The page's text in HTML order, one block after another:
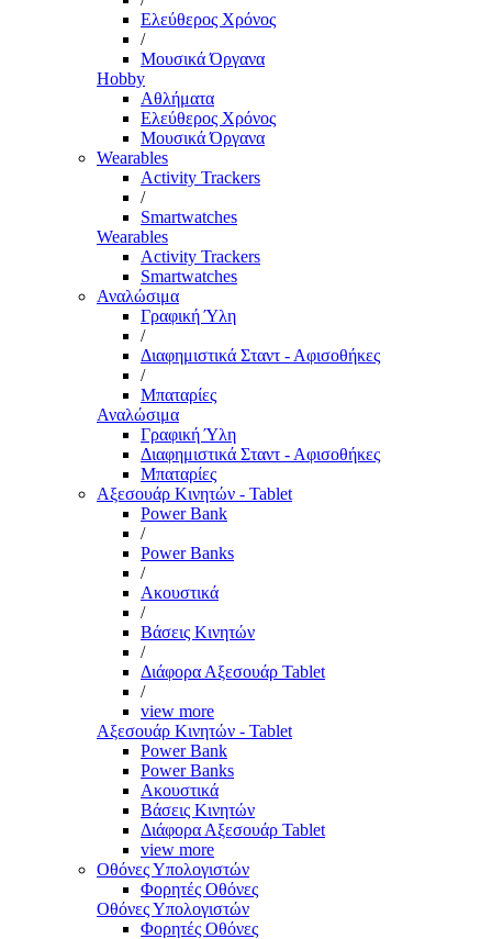
Ελεύθερος Χρόνος
/
Μουσικά Όργανα
Hobby
Αθλήματα
Ελεύθερος Χρόνος
Μουσικά Όργανα
Wearables
Activity Trackers
/
Smartwatches
Wearables
Activity Trackers
Smartwatches
Αναλώσιμα
Γραφική Ύλη
/
Διαφημιστικά Σταντ - Αφισοθήκες
/
Μπαταρίες
Αναλώσιμα
Γραφική Ύλη
Διαφημιστικά Σταντ - Αφισοθήκες
Μπαταρίες
Αξεσουάρ Κινητών - Tablet
Power Bank
/
Power Banks
/
Ακουστικά
/
Βάσεις Κινητών
/
Διάφορα Αξεσουάρ Tablet
/
view more
Αξεσουάρ Κινητών - Tablet
Power Bank
Power Banks
Ακουστικά
Βάσεις Κινητών
Διάφορα Αξεσουάρ Tablet
view more
Οθόνες Υπολογιστών
Φορητές Οθόνες
Οθόνες Υπολογιστών
Φορητές Οθόνες